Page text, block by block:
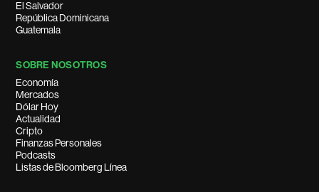
El Salvador
República Dominicana
Guatemala
SOBRE NOSOTROS
Economía
Mercados
Dólar Hoy
Actualidad
Cripto
Finanzas Personales
Podcasts
Listas de Bloomberg Línea